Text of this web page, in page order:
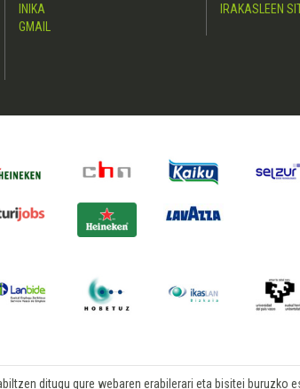
ditugu gure webaren erabilerari eta bisitei
INIKA
GMAIL
IRAKASLEEN